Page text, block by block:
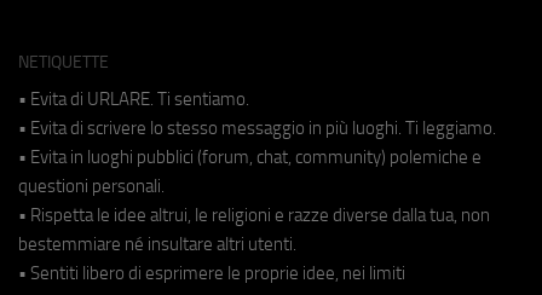
NETIQUETTE
• Evita di URLARE. Ti sentiamo.
• Evita di scrivere lo stesso messaggio in più luoghi. Ti leggiamo.
• Evita in luoghi pubblici (forum, chat, community) polemiche e
questioni personali.
• Rispetta le idee altrui, le religioni e razze diverse dalla tua, non
bestemmiare né insultare altri utenti.
• Sentiti libero di esprimere le proprie idee, nei limiti